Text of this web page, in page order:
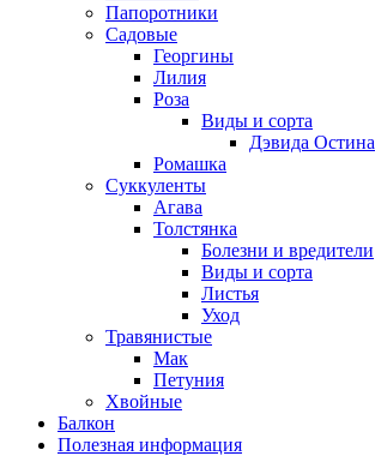
Папоротники
Садовые
Георгины
Лилия
Роза
Виды и сорта
Дэвида Остина
Ромашка
Суккуленты
Агава
Толстянка
Болезни и вредители
Виды и сорта
Листья
Уход
Травянистые
Мак
Петуния
Хвойные
Балкон
Полезная информация